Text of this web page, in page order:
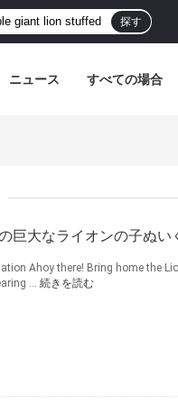
探す
ニュース すべての場合
巨大なライオンの子ぬい
Ahoy there! Bring home the
... 続きを読む